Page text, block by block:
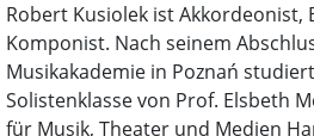
Robert Kusiolek ist Akkordeonist,
Komponist. Nach seinem
Musikakademie in Poznań
Solistenklasse von Prof. Elsbeth
für Musik, Theater und Medien